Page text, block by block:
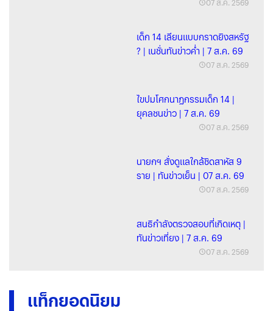
07 ส.ค. 2569
เด็ก 14 เลียนแบบกราดยิงสหรัฐ
? | เนชั่นทันข่าวค่ำ | 7 ส.ค. 69
07 ส.ค. 2569
ไขปมโศกนาฏกรรมเด็ก 14 |
ยุคลชนข่าว | 7 ส.ค. 69
07 ส.ค. 2569
นายกฯ สั่งดูแลใกล้ชิดสาหัส 9
ราย | ทันข่าวเย็น | 07 ส.ค. 69
07 ส.ค. 2569
สนธิกำลังตรวจสอบที่เกิดเหตุ |
ทันข่าวเที่ยง | 7 ส.ค. 69
07 ส.ค. 2569
แท็กยอดนิยม